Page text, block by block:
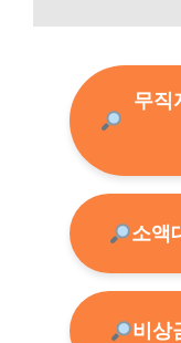
무직
소액
비상